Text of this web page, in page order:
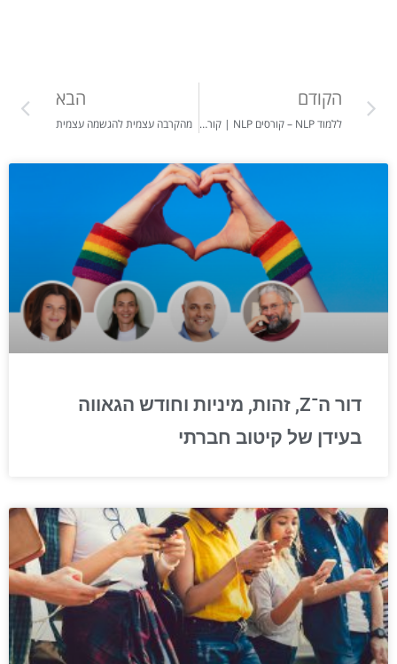
הקודם
ללמוד NLP – קורסים NLP | קורס NLP | NLP קורסים
הבא
מהקרבה עצמית להגשמה עצמית
דור ה־Z, זהות, מיניות וחודש הגאווה
בעידן של קיטוב חברתי